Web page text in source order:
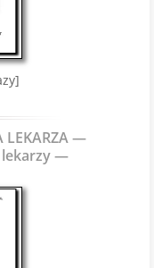
LEKARZA —
lekarzy —